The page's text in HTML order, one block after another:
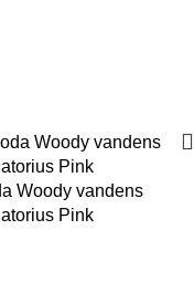
Woody vandens
Pink